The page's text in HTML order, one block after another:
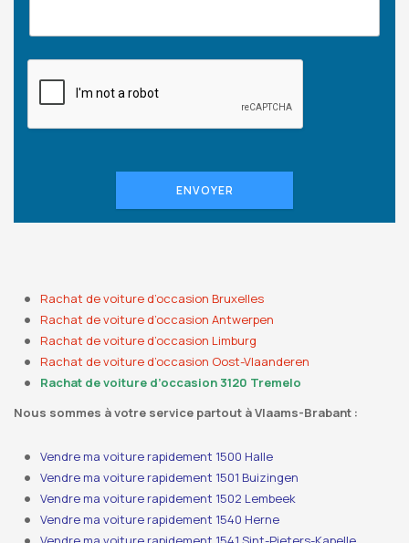
ENVOYER
Rachat de voiture d’occasion Bruxelles
Rachat de voiture d’occasion Antwerpen
Rachat de voiture d’occasion Limburg
Rachat de voiture d’occasion Oost-Vlaanderen
Rachat de voiture d’occasion 3120 Tremelo
Nous sommes à votre service partout à Vlaams-Brabant :
Vendre ma voiture rapidement 1500 Halle
Vendre ma voiture rapidement 1501 Buizingen
Vendre ma voiture rapidement 1502 Lembeek
Vendre ma voiture rapidement 1540 Herne